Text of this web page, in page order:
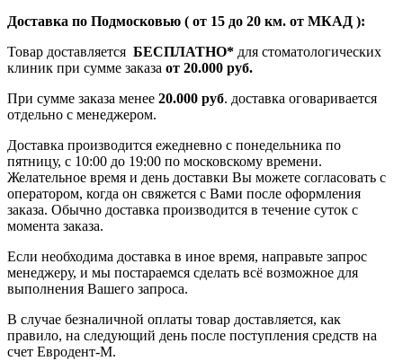
Доставка по Подмосковью ( от 15 до 20 км. от МКАД ):
Товар доставляется БЕСПЛАТНО* для стоматологических
клиник при сумме заказа от 20.000 руб.
При сумме заказа менее 20.000 руб. доставка оговаривается
отдельно с менеджером.
Доставка производится ежедневно с понедельника по
пятницу, с 10:00 до 19:00 по московскому времени.
Желательное время и день доставки Вы можете согласовать с
оператором, когда он свяжется с Вами после оформления
заказа. Обычно доставка производится в течение суток с
момента заказа.
Если необходима доставка в иное время, направьте запрос
менеджеру, и мы постараемся сделать всё возможное для
выполнения Вашего запроса.
В случае безналичной оплаты товар доставляется, как
правило, на следующий день после поступления средств на
счет Евродент-М.